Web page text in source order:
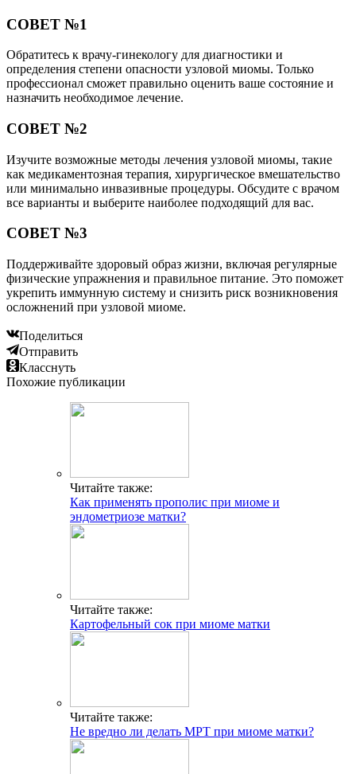
СОВЕТ №1
Обратитесь к врачу-гинекологу для диагностики и
определения степени опасности узловой миомы. Только
профессионал сможет правильно оценить ваше состояние и
назначить необходимое лечение.
СОВЕТ №2
Изучите возможные методы лечения узловой миомы, такие
как медикаментозная терапия, хирургическое вмешательство
или минимально инвазивные процедуры. Обсудите с врачом
все варианты и выберите наиболее подходящий для вас.
СОВЕТ №3
Поддерживайте здоровый образ жизни, включая регулярные
физические упражнения и правильное питание. Это поможет
укрепить иммунную систему и снизить риск возникновения
осложнений при узловой миоме.
Поделиться
Отправить
Класснуть
Похожие публикации
Читайте также:
Как применять прополис при миоме и
эндометриозе матки?
Читайте также:
Картофельный сок при миоме матки
Читайте также:
Не вредно ли делать МРТ при миоме матки?